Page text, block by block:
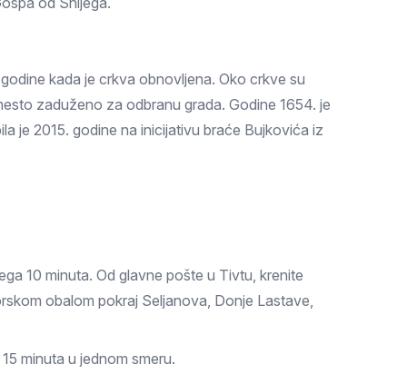
kada je crkva obnovljena. Oko crkve su
zaduženo za odbranu grada. Godine 1654. je
je 2015. godine na inicijativu braće Bujkovića iz
10 minuta. Od glavne pošte u Tivtu, krenite
obalom pokraj Seljanova, Donje Lastave,
minuta u jednom smeru.